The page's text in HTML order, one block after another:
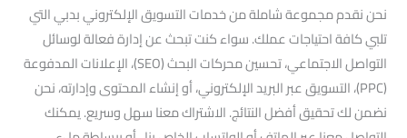
نحن نقدم مجموعة شاملة من خدمات التسويق الإلكتروني بدبي التي
تلبي كافة احتياجات عملك. سواء كنت تبحث عن إدارة فعالة لوسائل
التواصل الاجتماعي، تحسين محركات البحث (SEO)، الإعلانات المدفوعة
(PPC)، التسويق عبر البريد الإلكتروني، أو إنشاء المحتوى وإدارته، نحن
نضمن لك تحقيق أفضل النتائج. الاشتراك معنا سهل وسريع. يمكنك